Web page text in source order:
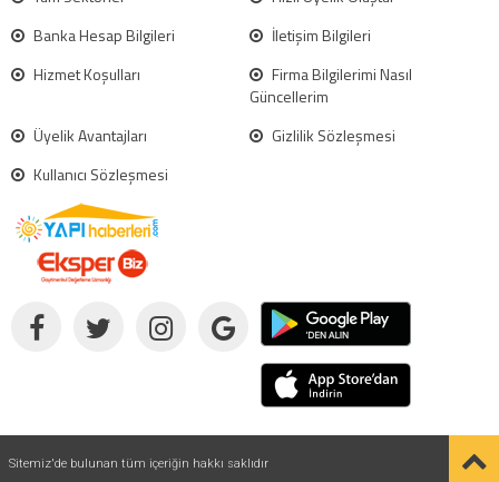
Banka Hesap Bilgileri
İletişim Bilgileri
Hizmet Koşulları
Firma Bilgilerimi Nasıl
Güncellerim
Üyelik Avantajları
Gizlilik Sözleşmesi
Kullanıcı Sözleşmesi
Sitemiz'de bulunan tüm içeriğin hakkı saklıdır